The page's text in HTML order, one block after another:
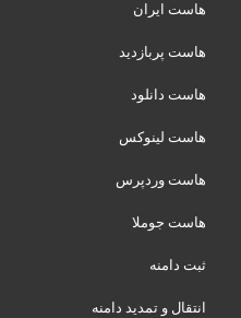
هاست ایران
هاست پربازدید
هاست دانلود
هاست لینوکس
هاست وردپرس
هاست جوملا
ثبت دامنه
انتقال و تمدید دامنه